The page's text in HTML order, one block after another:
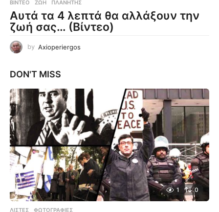
ΒΊΝΤΕΟ ΖΩΉ ,ΠΛΑΝΉΤΗΣ
Αυτά τα 4 λεπτά θα αλλάξουν την
ζωή σας… (Βίντεο)
by Axioperiergos
DON'T MISS
1 0
ΛΊΣΤΕΣ ,ΦΩΤΟΓΡΑΦΊΕΣ